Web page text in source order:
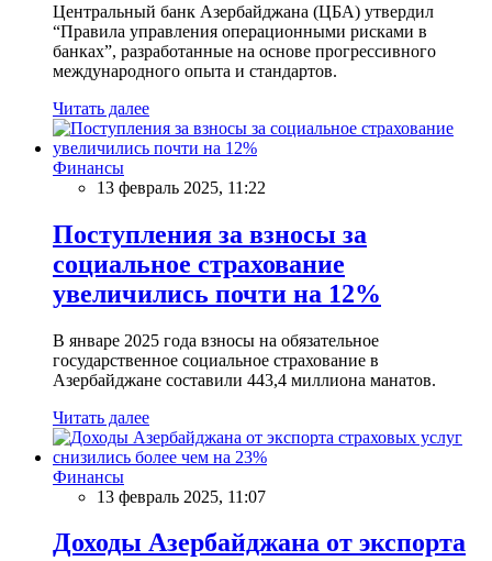
Центральный банк Азербайджана (ЦБА) утвердил
“Правила управления операционными рисками в
банках”, разработанные на основе прогрессивного
международного опыта и стандартов.
Читать далее
Финансы
13 февраль 2025, 11:22
Поступления за взносы за
социальное страхование
увеличились почти на 12%
В январе 2025 года взносы на обязательное
государственное социальное страхование в
Азербайджане составили 443,4 миллиона манатов.
Читать далее
Финансы
13 февраль 2025, 11:07
Доходы Азербайджана от экспорта